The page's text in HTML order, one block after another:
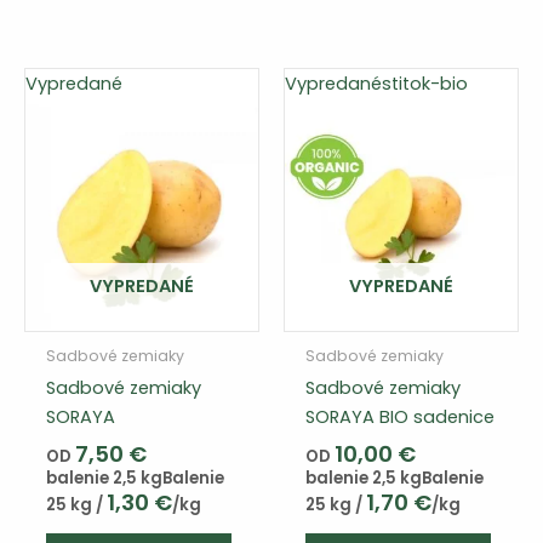
variantov.
Varianty
môžete
Vypredané
VYPREDANÉ
Sadbové zemiaky
Sadbové zemiaky
SORAYA
OD 7,50 €
balenie 2,5 kgBalenie
25 kg / 1,30 €/kg
Tento
Vypredanéstitok-bio
VYPREDANÉ
Sadbové zemiaky
Sadbové zemiaky
SORAYA BIO sadenice
OD 10,00 €
balenie 2,5 kgBalenie
25 kg / 1,70 €/kg
Tento